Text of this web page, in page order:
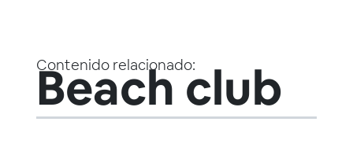
Contenido relacionado:
Beach club